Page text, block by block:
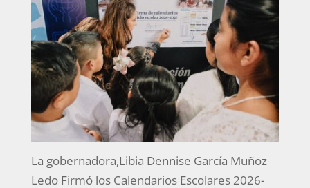
La gobernadora,Libia Dennise García Muñoz
Ledo Firmó los Calendarios Escolares 2026-